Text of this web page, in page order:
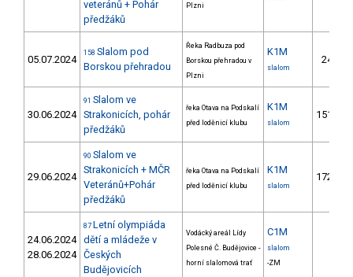
veteránů + Pohár
předžáků
Plzni
05.07.2024
158 Slalom pod
Borskou přehradou
Řeka Radbuza pod
Borskou přehradou v
Plzni
K1M
slalom
24.
30.06.2024
91 Slalom ve
Strakonicích, pohár
předžáků
řeka Otava na Podskalí
před loděnicí klubu
K1M
slalom
151.
29.06.2024
90 Slalom ve
Strakonicích + MČR
Veteránů+Pohár
předžáků
řeka Otava na Podskalí
před loděnicí klubu
K1M
slalom
172.
24.06.2024
28.06.2024
87 Letní olympiáda
dětí a mládeže v
Českých
Budějovicích
Vodácký areál Lídy
Polesné Č. Budějovice -
horní slalomová trať
C1M
slalom
-ZM